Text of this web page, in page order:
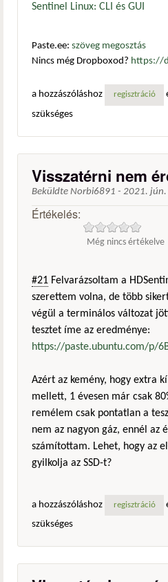
Sentinel Linux: CLI és GUI
Paste.ee: szöveg megosztás
Nincs még Dropboxod? https://
a hozzászóláshoz
regisztráció
szükséges
Visszatérni nem
Beküldte Norbi6891 - 2021.
Értékelés:
Még nincs értékelve
#21 Felvarázsoltam a
szerettem volna, de több
végül a terminálos változat
tesztet íme az eredménye:
https://paste.ubuntu.com/p/
Azért az kemény, hogy extra
mellett, 1 évesen már csak
remélem csak pontatlan a
nem az nagyon gáz, ennél az
számítottam. Lehet, hogy az
gyilkolja az SSD-t?
a hozzászóláshoz regisztráció
szükséges